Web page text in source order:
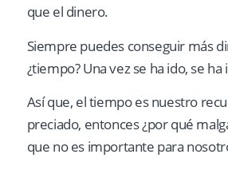
que el dinero.
Siempre puedes conseguir más
¿tiempo? Una vez se ha ido, se
Así que, el tiempo es nuestro
preciado, entonces ¿por qué
que no es importante para